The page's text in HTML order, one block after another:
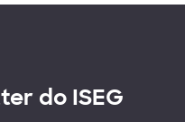
do ISEG